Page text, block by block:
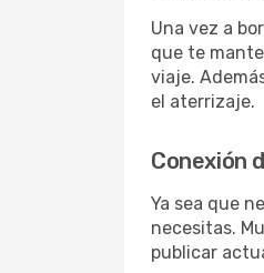
Una vez a
que te
viaje.
el aterrizaje.
Conexión
Ya sea que
necesitas.
publicar